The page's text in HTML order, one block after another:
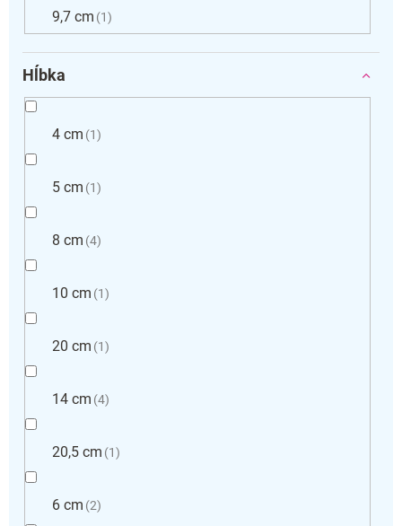
9,7 cm 1
Hĺbka
4 cm 1
5 cm 1
8 cm 4
10 cm 1
20 cm 1
14 cm 4
20,5 cm 1
6 cm 2